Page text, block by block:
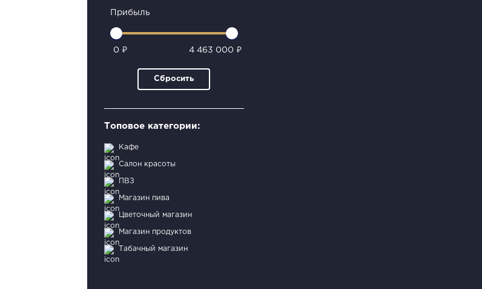
Прибыль
0 ₽ 4 463 000 ₽
Сбросить
Топовое категории:
Кафе
Салон красоты
ПВЗ
Магазин пива
Цветочный магазин
Магазин продуктов
Табачный магазин